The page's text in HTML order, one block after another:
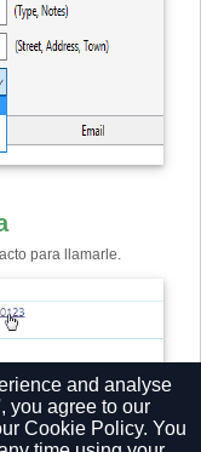
para llamarle.
and analyse
you agree to our
Cookie Policy. You